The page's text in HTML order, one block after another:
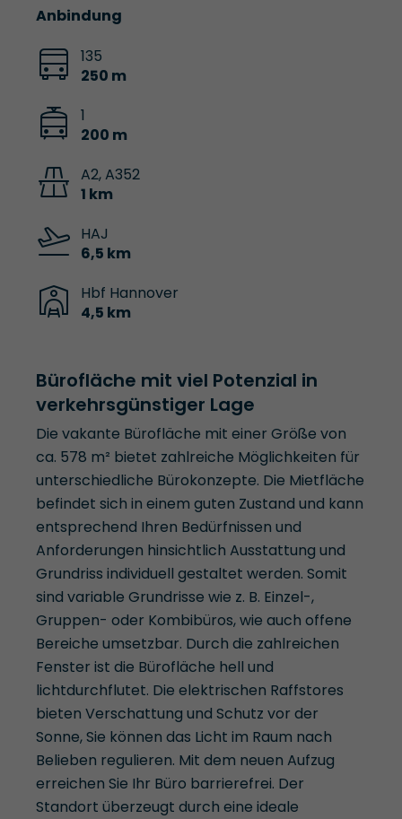
Anbindung
135
250 m
1
200 m
A2, A352
1 km
HAJ
6,5 km
Hbf Hannover
4,5 km
Bürofläche mit viel Potenzial in
verkehrsgünstiger Lage
Die vakante Bürofläche mit einer Größe von
ca. 578 m² bietet zahlreiche Möglichkeiten für
unterschiedliche Bürokonzepte. Die Mietfläche
befindet sich in einem guten Zustand und kann
entsprechend Ihren Bedürfnissen und
Anforderungen hinsichtlich Ausstattung und
Grundriss individuell gestaltet werden. Somit
sind variable Grundrisse wie z. B. Einzel-,
Gruppen- oder Kombibüros, wie auch offene
Bereiche umsetzbar. Durch die zahlreichen
Fenster ist die Bürofläche hell und
lichtdurchflutet. Die elektrischen Raffstores
bieten Verschattung und Schutz vor der
Sonne, Sie können das Licht im Raum nach
Belieben regulieren. Mit dem neuen Aufzug
erreichen Sie Ihr Büro barrierefrei. Der
Standort überzeugt durch eine ideale